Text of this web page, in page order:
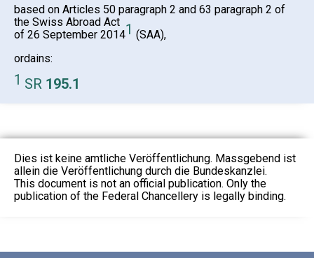
based on Articles 50 paragraph 2 and 63 paragraph 2 of
the Swiss Abroad Act
of 26 September 20141 (SAA),
ordains:
1 SR 195.1
Dies ist keine amtliche Veröffentlichung. Massgebend ist
allein die Veröffentlichung durch die Bundeskanzlei.
This document is not an official publication. Only the
publication of the Federal Chancellery is legally binding.